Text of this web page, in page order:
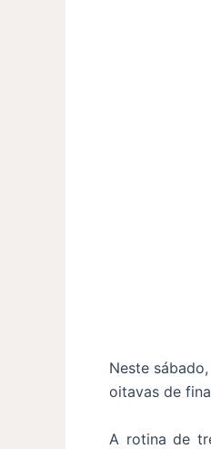
Neste
oitavas de
A rotina de